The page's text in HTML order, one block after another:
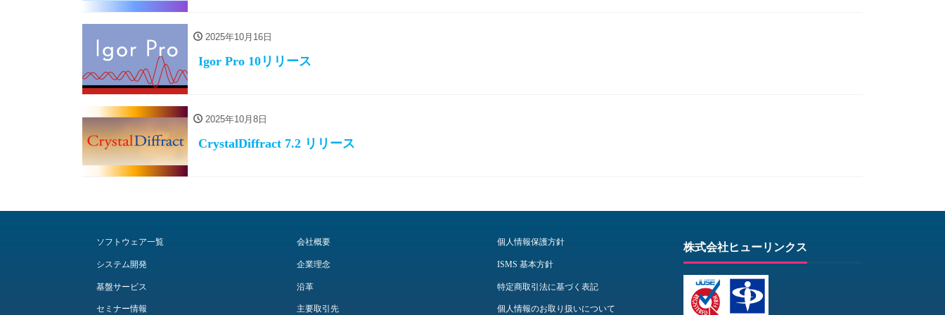
2025年10月16日
Igor Pro 10リリース
2025年10月8日
CrystalDiffract 7.2 リリース
ソフトウェア一覧
システム開発
基盤サービス
セミナー情報
会社概要
企業理念
沿革
主要取引先
個人情報保護方針
ISMS 基本方針
特定商取引法に基づく表記
個人情報のお取り扱いについて
株式会社ヒューリンクス